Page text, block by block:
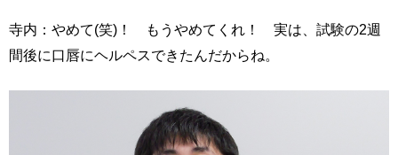
寺内：やめて(笑)！ もうやめてくれ！ 実は、試験の2週
間後に口唇にヘルペスできたんだからね。